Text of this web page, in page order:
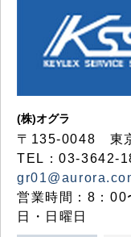
(株)オグラ
〒135-0048 東
TEL：03-3642-
営業時間：8：
日・日曜日